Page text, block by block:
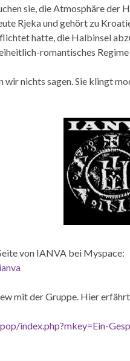
sie, die Atmosphäre der
Rjeka und gehört zu
hatte, die Halbinsel
romantisches Regime
wir nichts sagen. Sie klingt
von IANVA bei Myspace:
mit der Gruppe. Hier
index.php?mkey=Ein-